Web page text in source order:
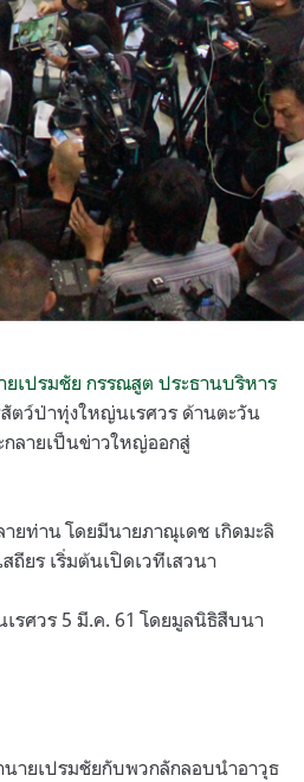
ยเปรมชัย กรรณสูต ประธานบริหาร
ว์ป่าทุ่งใหญ่นเรศวร ด้านตะวัน
กลายเป็นข่าวใหญ่ออกสู่
ยท่าน โดยมีนายภาณุเดช เกิดมะลิ
ถียร เริ่มต้นเปิดเวทีเสวนา
รศวร 5 มี.ค. 61 โดยมูลนิธิสืบนา
ายเปรมชัยกับพวกลักลอบนำอาวุธ